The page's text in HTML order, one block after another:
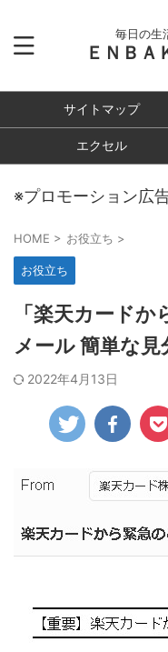
毎日の生
ＥＮＢＡ
サイトマップ
エクセル
※プロモーション広
HOME > お役立ち >
お役立ち
「楽天カード
メール 簡単な見
2022年4月13日